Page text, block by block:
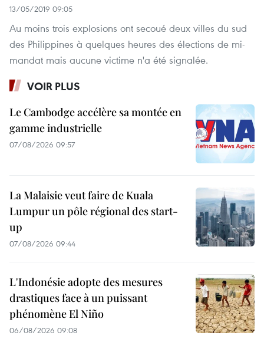
13/05/2019 09:05
Au moins trois explosions ont secoué deux villes du sud
des Philippines à quelques heures des élections de mi-
mandat mais aucune victime n'a été signalée.
VOIR PLUS
Le Cambodge accélère sa montée en
gamme industrielle
07/08/2026 09:57
La Malaisie veut faire de Kuala
Lumpur un pôle régional des start-
up
07/08/2026 09:44
L'Indonésie adopte des mesures
drastiques face à un puissant
phénomène El Niño
06/08/2026 09:08